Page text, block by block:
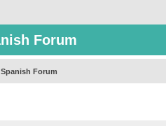
Forum
Spanish Forum